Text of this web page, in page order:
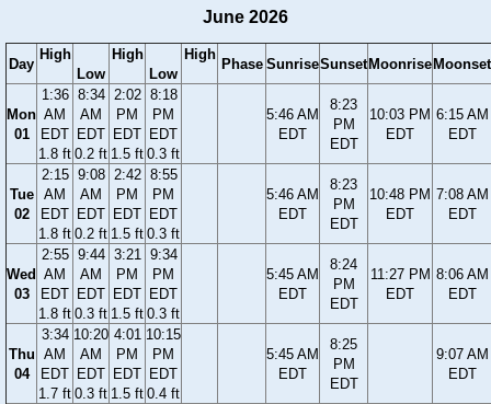
June 2026
Day
High
Low
High
Low
High
Phase SunriseSunsetMoonriseMoonset
Mon
01
1:36
AM
EDT
1.8 ft
8:34
AM
EDT
0.2 ft
2:02
PM
EDT
1.5 ft
8:18
PM
EDT
0.3 ft
5:46 AM
EDT
8:23
PM
EDT
10:03 PM
EDT
6:15 AM
EDT
Tue
02
2:15
AM
EDT
1.8 ft
9:08
AM
EDT
0.2 ft
2:42
PM
EDT
1.5 ft
8:55
PM
EDT
0.3 ft
5:46 AM
EDT
8:23
PM
EDT
10:48 PM
EDT
7:08 AM
EDT
Wed
03
2:55
AM
EDT
1.8 ft
9:44
AM
EDT
0.3 ft
3:21
PM
EDT
1.5 ft
9:34
PM
EDT
0.3 ft
5:45 AM
EDT
8:24
PM
EDT
11:27 PM
EDT
8:06 AM
EDT
Thu
04
3:34
AM
EDT
1.7 ft
10:20
AM
EDT
0.3 ft
4:01
PM
EDT
1.5 ft
10:15
PM
EDT
0.4 ft
5:45 AM
EDT
8:25
PM
EDT
9:07 AM
EDT